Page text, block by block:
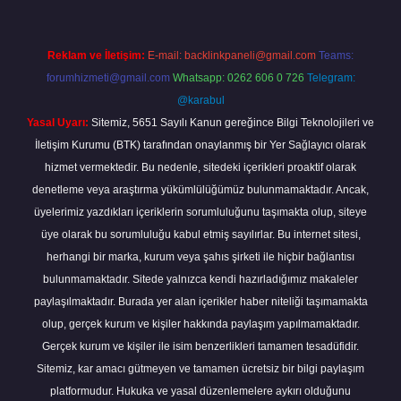
Reklam ve İletişim: E-mail: backlinkpaneli@gmail.com Teams:
forumhizmeti@gmail.com Whatsapp: 0262 606 0 726 Telegram:
@karabul
Yasal Uyarı: Sitemiz, 5651 Sayılı Kanun gereğince Bilgi Teknolojileri ve
İletişim Kurumu (BTK) tarafından onaylanmış bir Yer Sağlayıcı olarak
hizmet vermektedir. Bu nedenle, sitedeki içerikleri proaktif olarak
denetleme veya araştırma yükümlülüğümüz bulunmamaktadır. Ancak,
üyelerimiz yazdıkları içeriklerin sorumluluğunu taşımakta olup, siteye
üye olarak bu sorumluluğu kabul etmiş sayılırlar. Bu internet sitesi,
herhangi bir marka, kurum veya şahıs şirketi ile hiçbir bağlantısı
bulunmamaktadır. Sitede yalnızca kendi hazırladığımız makaleler
paylaşılmaktadır. Burada yer alan içerikler haber niteliği taşımamakta
olup, gerçek kurum ve kişiler hakkında paylaşım yapılmamaktadır.
Gerçek kurum ve kişiler ile isim benzerlikleri tamamen tesadüfidir.
Sitemiz, kar amacı gütmeyen ve tamamen ücretsiz bir bilgi paylaşım
platformudur. Hukuka ve yasal düzenlemelere aykırı olduğunu